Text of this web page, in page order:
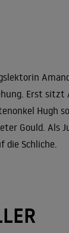
Erst sitzt
Hugh
Gould. Als
die Schliche.